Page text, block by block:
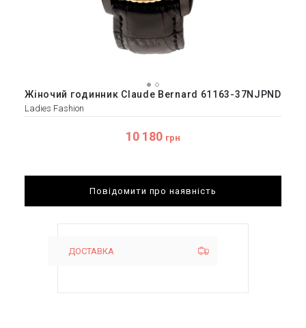
Жіночий годинник Claude Bernard 61163-37NJPND
Ladies Fashion
10 180 грн
Повідомити про наявність
ДОСТАВКА